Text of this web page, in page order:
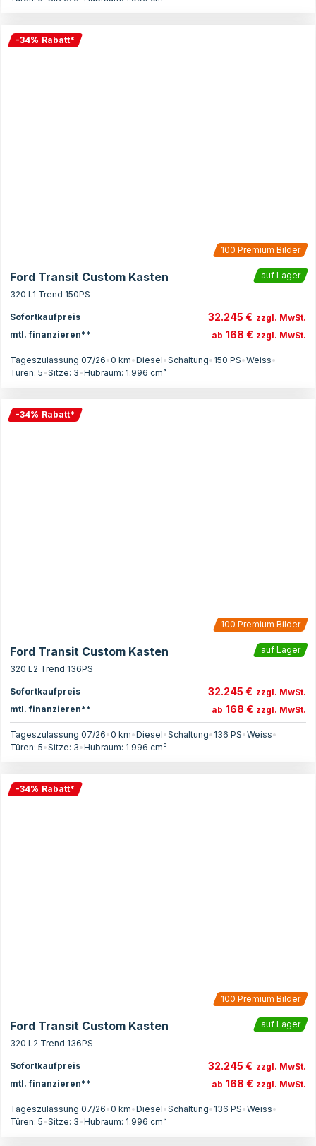
-34% Rabatt*
100 Premium Bilder
Ford Transit Custom Kasten
auf Lager
320 L1 Trend 150PS
Sofortkaufpreis 32.245 € zzgl. MwSt.
mtl. finanzieren**
ab 168 € zzgl. MwSt.
Tageszulassung 07/26•0 km•Diesel•Schaltung• 150 PS•Weiss•
Türen: 5•Sitze: 3•Hubraum: 1.996 cm³
-34% Rabatt*
100 Premium Bilder
Ford Transit Custom Kasten
auf Lager
320 L2 Trend 136PS
Sofortkaufpreis 32.245 € zzgl. MwSt.
mtl. finanzieren**
ab 168 € zzgl. MwSt.
Tageszulassung 07/26•0 km•Diesel•Schaltung• 136 PS•Weiss•
Türen: 5•Sitze: 3•Hubraum: 1.996 cm³
-34% Rabatt*
100 Premium Bilder
Ford Transit Custom Kasten
auf Lager
320 L2 Trend 136PS
Sofortkaufpreis 32.245 € zzgl. MwSt.
mtl. finanzieren**
ab 168 € zzgl. MwSt.
Tageszulassung 07/26•0 km•Diesel•Schaltung• 136 PS•Weiss•
Türen: 5•Sitze: 3•Hubraum: 1.996 cm³